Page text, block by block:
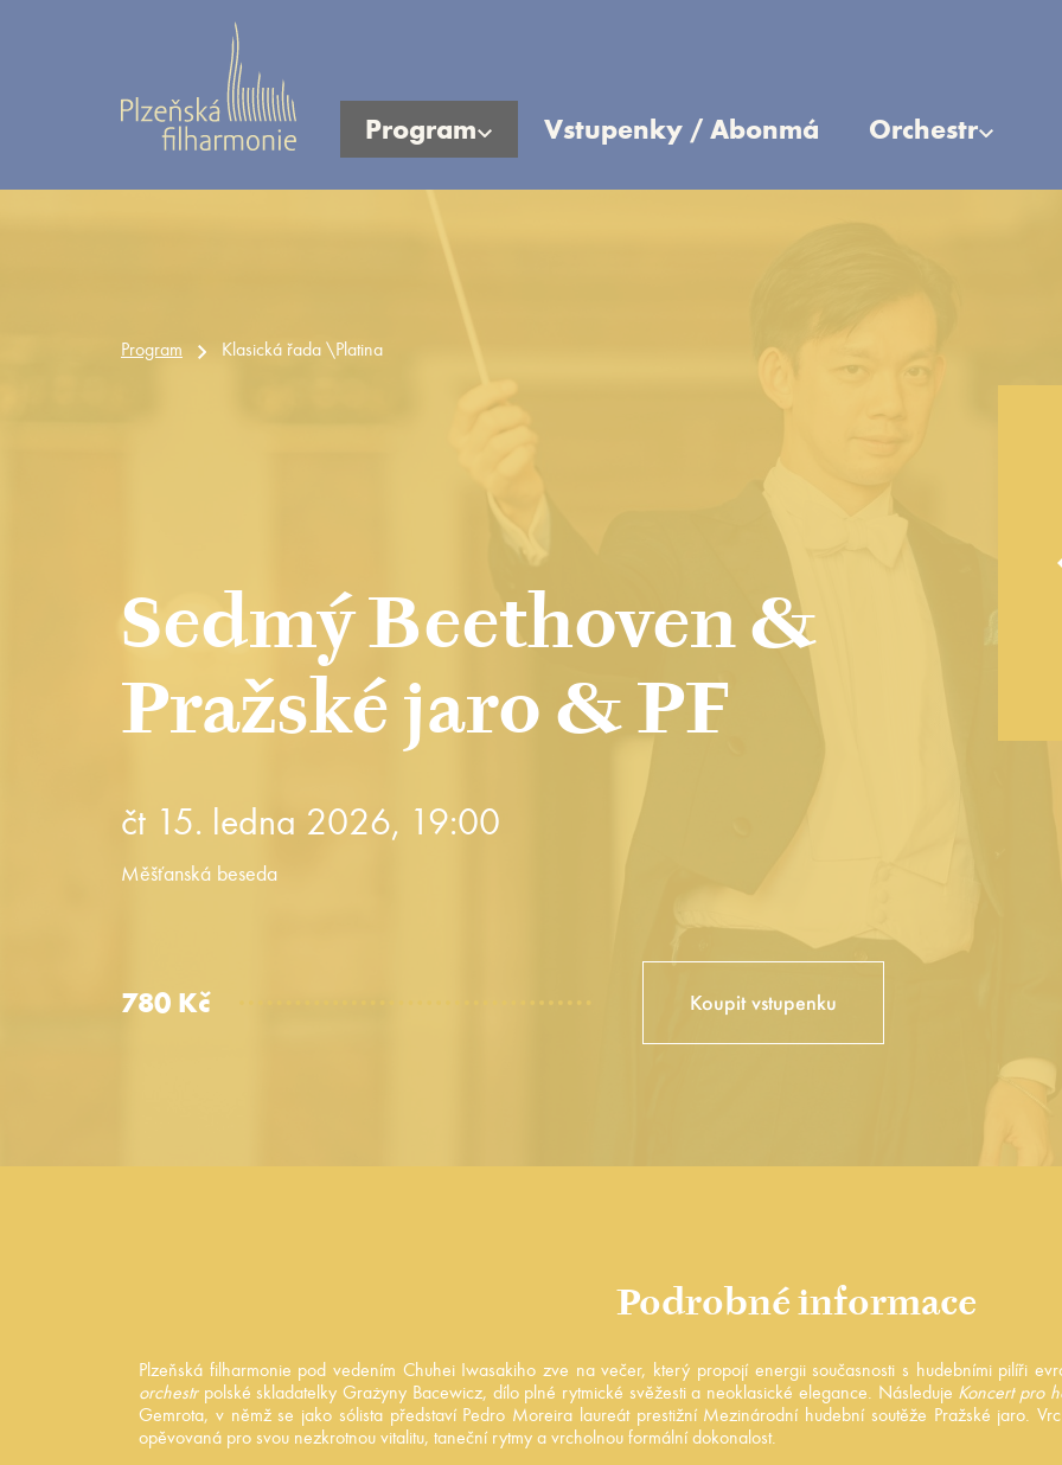
Program Vstupenky / Abonmá Orchestr
Program Klasická řada \Platina
Sedmý Beethoven &
Pražské jaro & PF
čt 15. ledna 2026, 19:00
Měšťanská beseda
780 Kč Koupit vstupenku
Podrobné informace
Plzeňská filharmonie pod vedením Chuhei Iwasakiho zve na večer, který propojí energii současnosti s hudebními pilíři
orchestrpolské skladatelky Grażyny Bacewicz, dílo plné rytmické svěžesti a neoklasické elegance. Následuje Koncert pro
Gemrota, v němž se jako sólista představí Pedro Moreira laureát prestižní Mezinárodní hudební soutěže Pražské jaro.
opěvovaná pro svou nezkrotnou vitalitu, taneční rytmy a vrcholnou formální dokonalost.